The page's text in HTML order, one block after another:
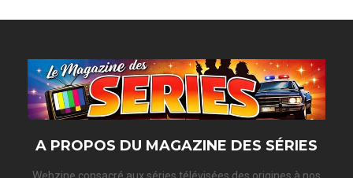
C
A PROPOS DU MAGAZINE DES SÉRIES